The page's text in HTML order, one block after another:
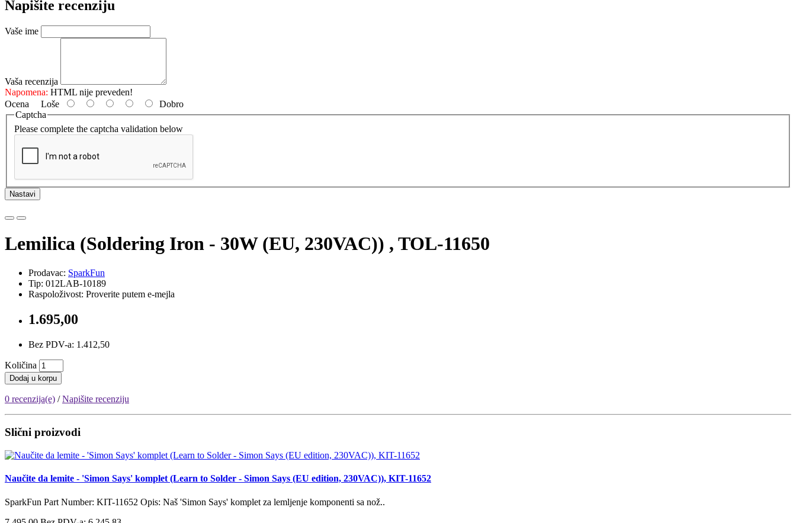
Napišite recenziju
Vaše ime
Vaša recenzija
Napomena: HTML nije preveden!
Ocena Loše
Dobro
Captcha
Please complete the captcha validation below
Nastavi
Lemilica (Soldering Iron - 30W (EU, 230VAC)) , TOL-11650
Prodavac: SparkFun
Tip: 012LAB-10189
Raspoloživost: Proverite putem e-mejla
1.695,00
Bez PDV-a: 1.412,50
Količina
Dodaj u korpu
0 recenzija(e) /Napišite recenziju
Slični proizvodi
Naučite da lemite - 'Simon Says' komplet (Learn to Solder - Simon Says (EU edition, 230VAC)), KIT-11652
SparkFun Part Number: KIT-11652 Opis: Naš 'Simon Says' komplet za lemljenje komponenti sa nož..